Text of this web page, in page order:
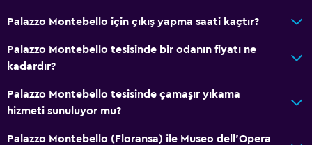
Palazzo Montebello için çıkış yapma saati kaçtır?
Palazzo Montebello tesisinde bir odanın fiyatı ne
kadardır?
Palazzo Montebello tesisinde çamaşır yıkama
hizmeti sunuluyor mu?
Palazzo Montebello (Floransa) ile Museo dell'Opera